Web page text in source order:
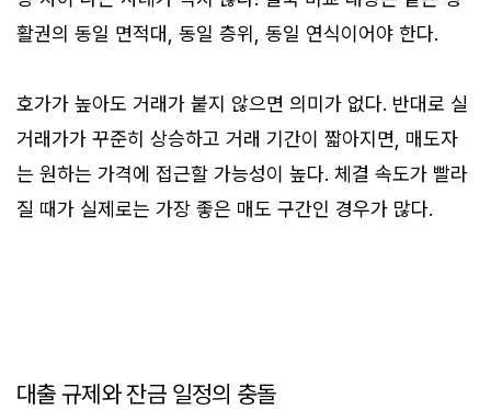
활권의 동일 면적대, 동일 층위, 동일 연식이어야 한다.
호가가 높아도 거래가 붙지 않으면 의미가 없다. 반대로 실
거래가가 꾸준히 상승하고 거래 기간이 짧아지면, 매도자
는 원하는 가격에 접근할 가능성이 높다. 체결 속도가 빨라
질 때가 실제로는 가장 좋은 매도 구간인 경우가 많다.
대출 규제와 잔금 일정의 충돌